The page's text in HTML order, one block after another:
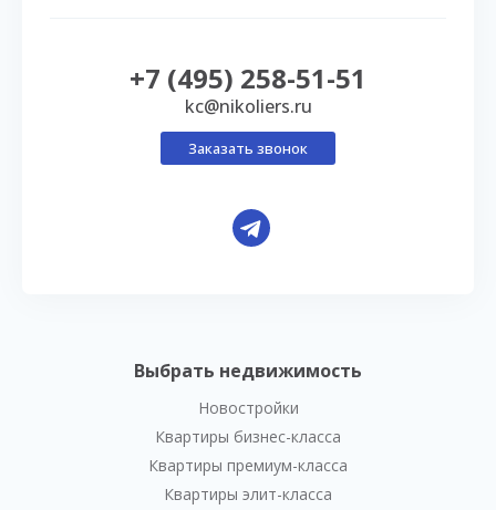
Выбрать недвижимость
Новостройки
Квартиры бизнес-класса
Квартиры премиум-класса
Квартиры элит-класса
+7 (495) 258-51-51
kc@nikoliers.ru
Заказать звонок